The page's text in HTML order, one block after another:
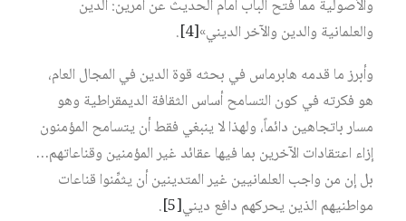
والأصولية مما فتح الباب أمام الحديث عن أمرين: الدين
والعلمانية والدين والآخر الديني»[4]
.
وأبرز ما قدمه هابرماس في بحثه قوة الدين في المجال العام،
هو فكرته في كون التسامح أساس الثقافة الديمقراطية وهو
مسار باتجاهين دائماً، ولهذا لا ينبغي فقط أن يتسامح المؤمنون
إزاء اعتقادات الآخرين بما فيها عقائد غير المؤمنين وقناعاتهم…
بل إن من واجب العلمانيين غير المتدينين أن يثمِّنوا قناعات
مواطنيهم الذين يحركهم دافع ديني[5]
.